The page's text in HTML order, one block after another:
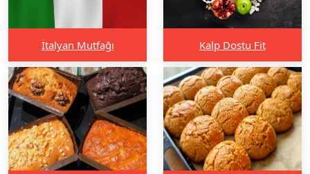
İtalyan Mutfağı Kalp Dostu Fit